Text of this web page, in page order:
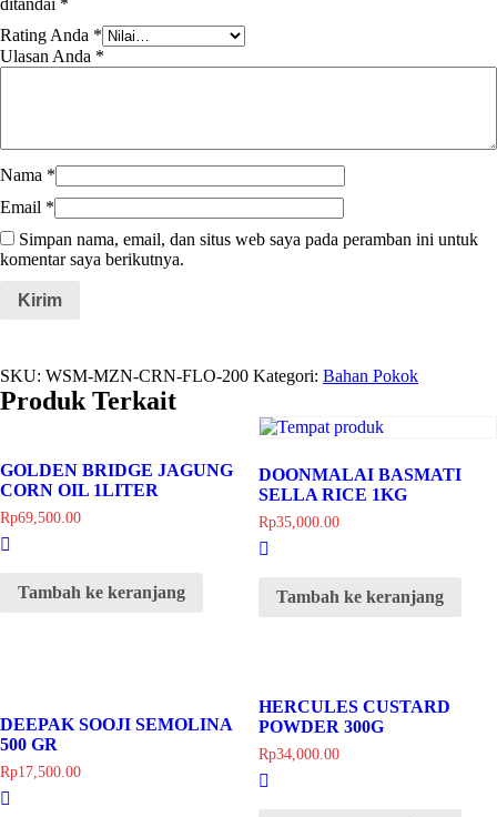
Rating Anda *
Ulasan Anda *
Nama *
Email *
Simpan nama, email, dan situs web saya pada peramban ini untuk
komentar saya berikutnya.
SKU: WSM-MZN-CRN-FLO-200 Kategori: Bahan Pokok
Produk Terkait
GOLDEN BRIDGE JAGUNG
CORN OIL 1LITER
Rp69,500.00
Tambah ke keranjang
DOONMALAI BASMATI
SELLA RICE 1KG
Rp35,000.00
Tambah ke keranjang
DEEPAK SOOJI SEMOLINA
500 GR
Rp17,500.00
HERCULES CUSTARD
POWDER 300G
Rp34,000.00